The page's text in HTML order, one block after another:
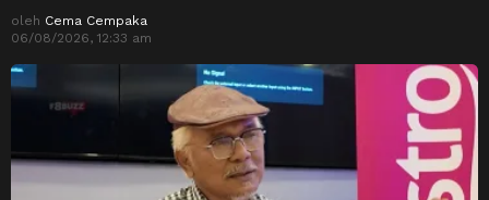
oleh Cema Cempaka
06/08/2026, 12:33 am